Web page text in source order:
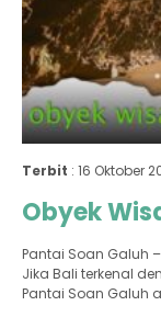
Terbit : 16 Oktober
Obyek
Pantai Soan Galuh
Jika Bali terkenal
Pantai Soan Galuh